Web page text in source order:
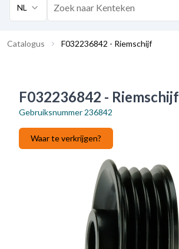
NL
Catalogus F032236842 - Riemschijf
F032236842 - Riemschijf
Gebruiksnummer 236842
Waar te verkrijgen?